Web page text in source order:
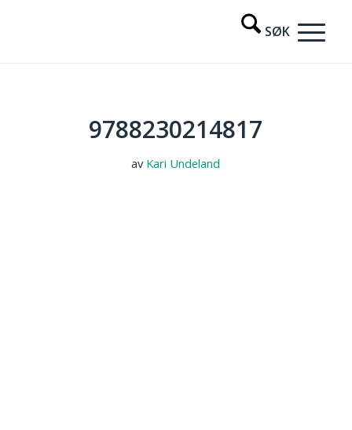
9788230214817
av Kari Undeland